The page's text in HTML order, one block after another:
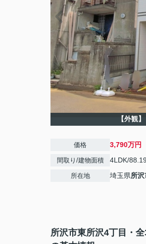
【外観】
価格 3,790万円
間取り/建物面積 4LDK/
所在地 埼玉県所沢
所沢市東所沢4丁目・